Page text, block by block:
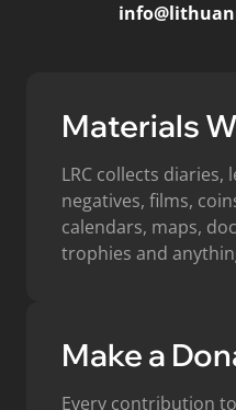
Materials
LRC collects
negatives, films,
calendars, maps,
trophies and
Make a
Every contribution